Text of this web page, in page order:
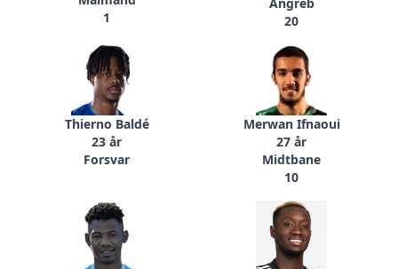
1
Angreb
20
Thierno Baldé
23 år
Forsvar
Merwan Ifnaoui
27 år
Midtbane
10